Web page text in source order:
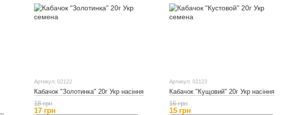
Артикул: 02122
Кабачок "Золотинка" 20г Укр насіння
18 грн
17 грн
Артикул: 02123
Кабачок "Кущовий" 20г Укр насіння
16 грн
15 грн